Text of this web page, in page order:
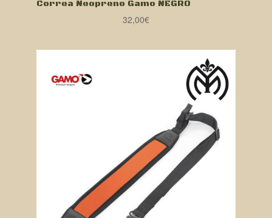
Correa Neopreno Gamo NEGRO
32,00€